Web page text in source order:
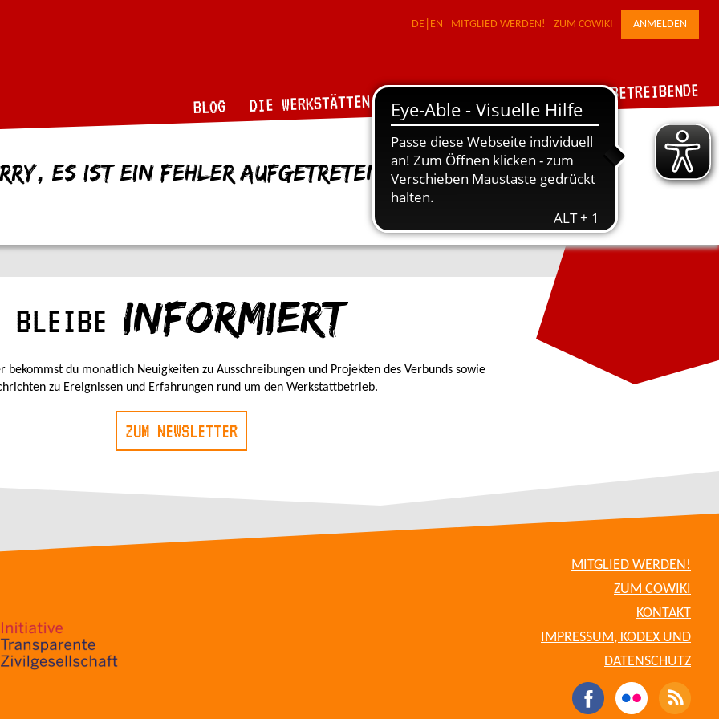
DE EN MITGLIED WERDEN! ZUM COWIKI ANMELDEN
BLOG DIE WERKSTÄTTEN DER VERBUND FÜR WERKSTATTBETREIBENDE
es ist ein Fehler aufgetreten.
BLEIBE INFORMIERT
bekommst du monatlich Neuigkeiten zu Ausschreibungen und Projekten des Verbunds sowie
zu Ereignissen und Erfahrungen rund um den Werkstattbetrieb.
ZUM NEWSLETTER
MITGLIED WERDEN!
ZUM COWIKI
KONTAKT
IMPRESSUM, KODEX UND
DATENSCHUTZ